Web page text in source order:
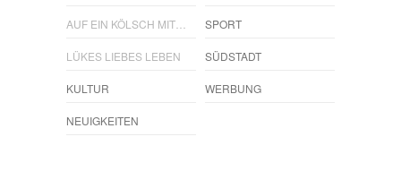
AUF EIN KÖLSCH MIT…
LÜKES LIEBES LEBEN
KULTUR
NEUIGKEITEN
SPORT
SÜDSTADT
WERBUNG